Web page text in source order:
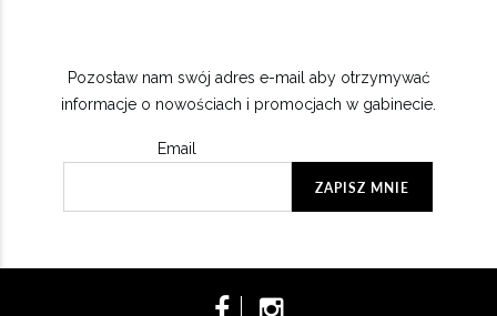
Pozostaw nam swój adres e-mail aby otrzymywać
informacje o nowościach i promocjach w gabinecie.
Email